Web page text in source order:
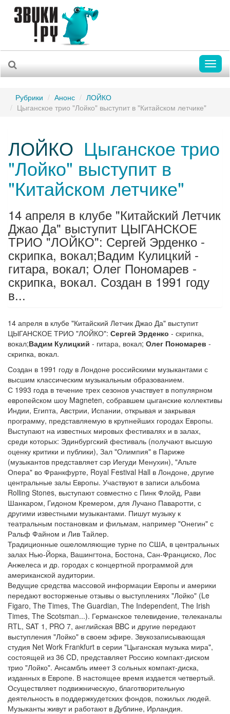
Рубрики Анонс
ЛОЙКО
Цыганское трио "Лойко" выступит в "Китайском летчике"
ЛОЙКО Цыганское трио
"Лойко" выступит в
"Китайском летчике"
14 апреля в клубе "Китайский Летчик
Джао Да" выступит ЦЫГАНСКОЕ
ТРИО "ЛОЙКО": Сергей Эрденко -
скрипка, вокал;Вадим Кулицкий -
гитара, вокал; Олег Пономарев -
скрипка, вокал. Создан в 1991 году
в...
14 апреля в клубе "Китайский Летчик Джао Да" выступит
ЦЫГАНСКОЕ ТРИО "ЛОЙКО": Сергей Эрденко - скрипка,
вокал;Вадим Кулицкий - гитара, вокал; Олег Пономарев -
скрипка, вокал.
Создан в 1991 году в Лондоне российскими музыкантами с
высшим классическим музыкальным образованием.
С 1993 года в течение трех сезонов участвует в популярном
европейском шоу Magneten, собравшем цыганские коллективы
Индии, Египта, Австрии, Испании, открывая и закрывая
программу, представляемую в крупнейших городах Европы.
Выступают на известных мировых фестивалях и в залах,
среди которых: Эдинбургский фестиваль (получают высшую
оценку критики и публики), Зал "Олимпия" в Париже
(музыкантов представляет сэр Иегуди Менухин), "Альте
Опера" во Франкфурте, Royal Festival Hall в Лондоне, другие
центральные залы Европы. Участвуют в записи альбома
Rolling Stones, выступают совместно с Пинк Флойд, Рави
Шанкаром, Гидоном Кремером, для Лучано Паваротти, с
другими известными музыкантами. Пишут музыку к
театральным постановкам и фильмам, например "Онегин" с
Ральф Файном и Лив Тайлер.
Традиционные ошеломляющие турне по США, в центральных
залах Нью-Йорка, Вашингтона, Бостона, Сан-Франциско, Лос
Анжелеса и др. городах с концертной программой для
американской аудитории.
Ведущие средства массовой информации Европы и америки
передают восторженые отзывы о выступлениях "Лойко" (Le
Figaro, The Times, The Guardian, The Independent, The Irish
Times, The Scotsman...). Германское телевидение, телеканалы
RTL, SAT 1, PRO 7, английская BBC и другие передают
выступления "Лойко" в своем эфире. Звукозаписывающая
студия Net Work Frankfurt в серии "Цыганская музыка мира",
состоящей из 36 CD, представляет Россию компакт-диском
трио "Лойко". Ансамбль имеет 3 сольных компакт-диска,
изданных в Европе. В настоящее время издается четвертый.
Осуществляет подвижническую, благотворительную
деятельность в поддержкудетских фондов, пожилых людей.
Музыканты живут и работают в Дублине, Ирландия.